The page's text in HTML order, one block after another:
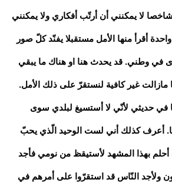
لا يمكنني أن أرتّب أفكاري ولا يمكنني
أقرأ منها الأمل مستقبلا يفنّد كلّ صور
في وطني. قد يحدث هنا او هناك ما يبقي
مازالت غير كافية لنستقرّ على ذلك الأمل.
في حديثي لأنّي لا أستسيغ لبلدي سوى
أعرف كذلك أني لست الوحيد الّذي يحبّ
أحلم بهذا المشهد لأستيقظ من نومي فأجد
ولأجد النّاس قد استقرّوا على أمرهم في